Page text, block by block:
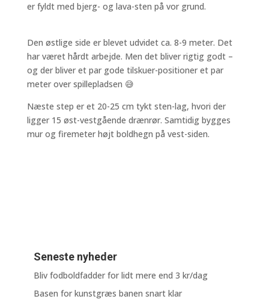
er fyldt med bjerg- og lava-sten på vor grund.
Den østlige side er blevet udvidet ca. 8-9 meter. Det
har været hårdt arbejde. Men det bliver rigtig godt –
og der bliver et par gode tilskuer-positioner et par
meter over spillepladsen 😅
Næste step er et 20-25 cm tykt sten-lag, hvori der
ligger 15 øst-vestgående drænrør. Samtidig bygges
mur og firemeter højt boldhegn på vest-siden.
Seneste nyheder
Bliv fodboldfadder for lidt mere end 3 kr/dag
Basen for kunstgræs banen snart klar